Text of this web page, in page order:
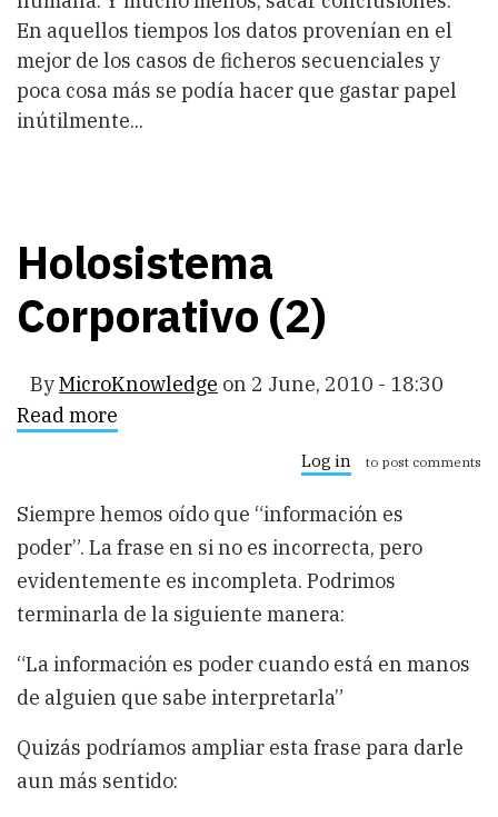
En aquellos tiempos los datos provenían en el
mejor de los casos de ficheros secuenciales y
poca cosa más se podía hacer que gastar papel
inútilmente...
Holosistema
Corporativo (2)
ByMicroKnowledge on 2 June, 2010 - 18:30
Read more
Log in to post comments
Siempre hemos oído que “información es
poder”. La frase en si no es incorrecta, pero
evidentemente es incompleta. Podrimos
terminarla de la siguiente manera:
“La información es poder cuando está en manos
de alguien que sabe interpretarla”
Quizás podríamos ampliar esta frase para darle
aun más sentido: